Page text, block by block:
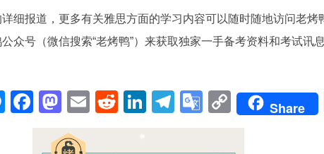
细报道，更多有关雅思方面的学习内容可以随时随地访问老烤
众号（微信搜索“老烤鸭”）来获取独家一手备考资料和考试讯
Messenger
Facebook
Mastodon
EmailRedditLinkedIn
Telegram
Google
CopyShare